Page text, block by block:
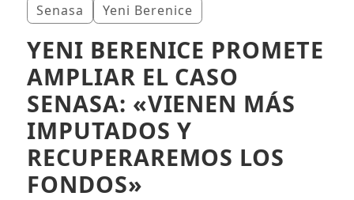
Senasa Yeni Berenice
YENI BERENICE PROMETE
AMPLIAR EL CASO
SENASA: «VIENEN MÁS
IMPUTADOS Y
RECUPERAREMOS LOS
FONDOS»